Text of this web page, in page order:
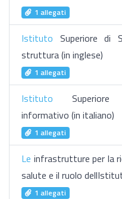
1 allegati
Istituto Superiore di
struttura (in inglese)
1 allegati
Istituto Superiore
informativo (in italiano)
1 allegati
Le infrastrutture per la
salute e il ruolo
1 allegati